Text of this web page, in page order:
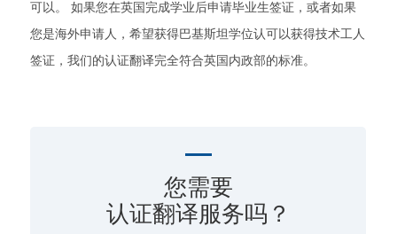
可以。 如果您在英国完成学业后申请毕业生签证，或者如果
您是海外申请人，希望获得巴基斯坦学位认可以获得技术工人
签证，我们的认证翻译完全符合英国内政部的标准。
您需要
认证翻译服务吗？